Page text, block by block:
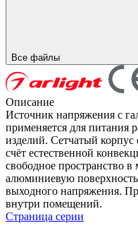
Все файлы
Описание
Источник напряжения с
применяется для питания
изделий. Сетчатый корпус
счёт естественной
свободное пространство в
алюминиевую
выходного напряжения.
внутри помещений.
Страница серии